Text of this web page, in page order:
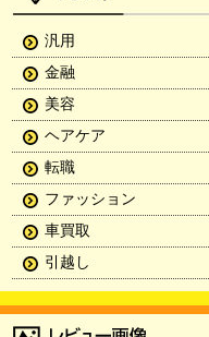
汎用
金融
美容
ヘアケア
転職
ファッション
車買取
引越し